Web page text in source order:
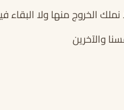
الخروج منها ولا البقاء
والآخرين